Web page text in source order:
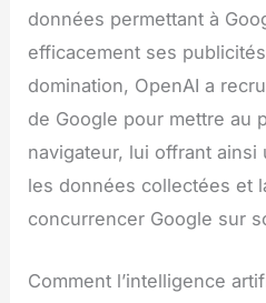
données permettant à
efficacement ses
domination, OpenAI a
de Google pour mettre au
navigateur, lui offrant
les données collectées et
concurrencer Google sur
Comment l’intelligence